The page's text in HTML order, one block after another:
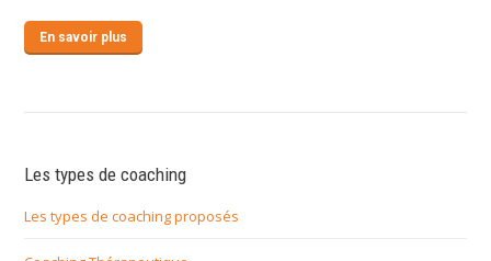
En savoir plus
Les types de coaching
Les types de coaching proposés